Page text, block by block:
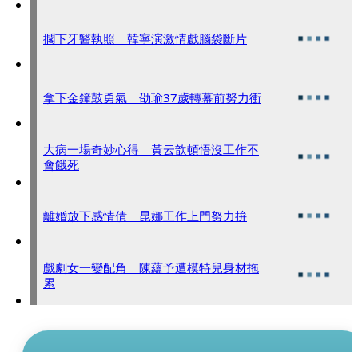
擱下牙醫執照 韓寧演激情戲腦袋斷片
拿下金鐘鼓勇氣 劭瑜37歲轉幕前努力衝
大病一場奇妙心得 黃云歆頓悟沒工作不
會餓死
離婚放下感情債 昆娜工作上門努力拚
戲劇女一變配角 陳蘊予遭模特兒身材拖
累